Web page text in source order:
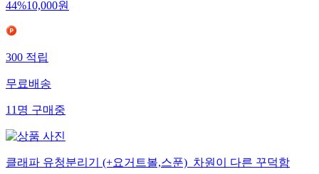
44%10,000원
300적립
무료배송
11명구매중
클래파 유청분리기 (+요거트볼,스푼)_차원이 다른 꾸덕함